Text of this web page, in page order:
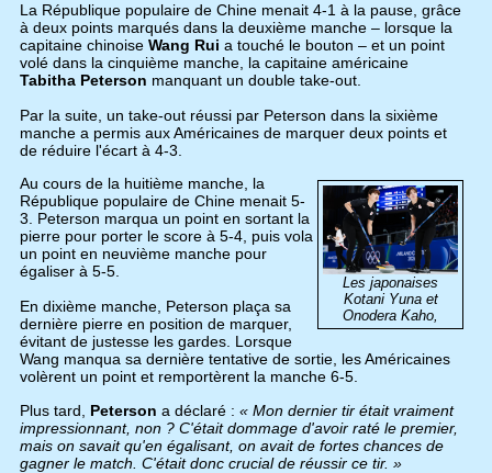
La République populaire de Chine menait 4-1 à la pause, grâce
à deux points marqués dans la deuxième manche – lorsque la
capitaine chinoise Wang Rui a touché le bouton – et un point
volé dans la cinquième manche, la capitaine américaine
Tabitha Peterson manquant un double take-out.
Par la suite, un take-out réussi par Peterson dans la sixième
manche a permis aux Américaines de marquer deux points et
de réduire l'écart à 4-3.
Les japonaises
Kotani Yuna et
Onodera Kaho,
Au cours de la huitième manche, la
République populaire de Chine menait 5-
3. Peterson marqua un point en sortant la
pierre pour porter le score à 5-4, puis vola
un point en neuvième manche pour
égaliser à 5-5.
En dixième manche, Peterson plaça sa
dernière pierre en position de marquer,
évitant de justesse les gardes. Lorsque
Wang manqua sa dernière tentative de sortie, les Américaines
volèrent un point et remportèrent la manche 6-5.
Plus tard, Peterson a déclaré : « Mon dernier tir était vraiment
impressionnant, non ? C'était dommage d'avoir raté le premier,
mais on savait qu'en égalisant, on avait de fortes chances de
gagner le match. C'était donc crucial de réussir ce tir. »